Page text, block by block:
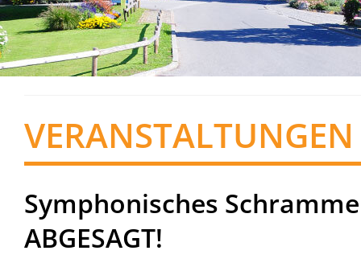
VERANSTALTUNGEN
Symphonisches
ABGESAGT!